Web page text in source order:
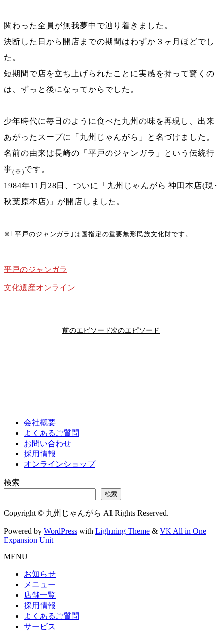
関わった全員が無我夢中で辿り着きました。
決断した日から開店までの期間はわずか３ヶ月ほどでし
た。
短期間で店を立ち上げられたことに実感を持って驚くの
は、ずっと後になってからでした。
少年時代に毎日のように食べた九州の味を再現し、出来
あがったスープに「九州じゃんがら」と名づけました。
名前の由来は長崎の「平戸のジャンガラ」という伝統行
事(※)です。
1984年11月28日、ついに「九州じゃんがら 神田本店(現･
秋葉原本店)」が開店しました。
※｢平戸のジャンガラ｣は国指定の重要無形民族文化財です。
平戸のジャンガラ
文化遺産オンライン
前のエピソード 次のエピソード
会社概要
よくあるご質問
お問い合わせ
採用情報
オンラインショップ
検索
検索
Copyright © 九州じゃんがら All Rights Reserved.
Powered by WordPress with Lightning Theme & VK All in One
Expansion Unit
MENU
お知らせ
メニュー
店舗一覧
採用情報
よくあるご質問
サービス